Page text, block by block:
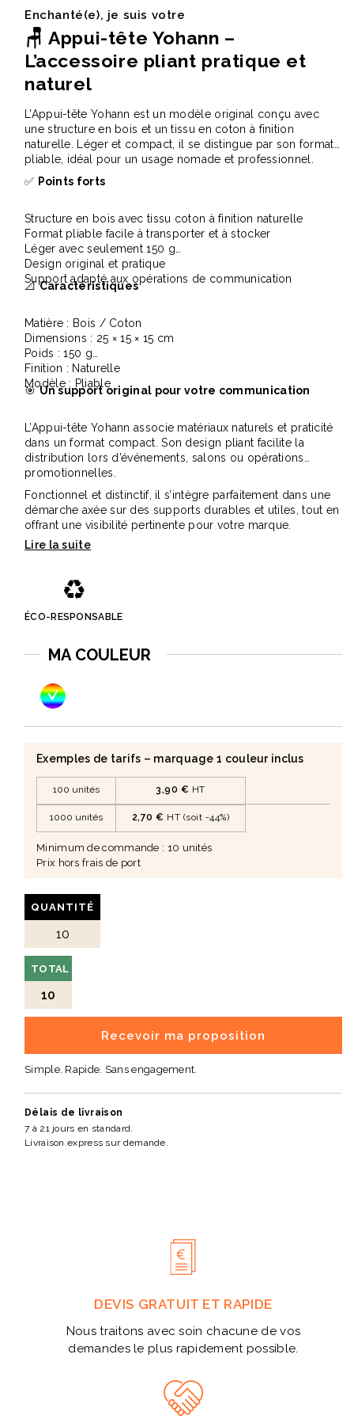
Enchanté(e), je suis votre
🪑Appui-tête Yohann –
L’accessoire pliant pratique et
naturel
L’Appui-tête Yohann est un modèle original conçu avec
une structure en bois et un tissu en coton à finition
naturelle. Léger et compact, il se distingue par son format
pliable, idéal pour un usage nomade et professionnel.
✅ Points forts
Structure en bois avec tissu coton à finition naturelle
Format pliable facile à transporter et à stocker
Léger avec seulement 150 g
Design original et pratique
Support adapté aux opérations de communication
📐Caractéristiques
Matière : Bois / Coton
Dimensions : 25 × 15 × 15 cm
Poids : 150 g
Finition : Naturelle
Modèle : Pliable
🎯Un support original pour votre communication
L’Appui-tête Yohann associe matériaux naturels et praticité
dans un format compact. Son design pliant facilite la
distribution lors d’événements, salons ou opérations
promotionnelles.
Fonctionnel et distinctif, il s’intègre parfaitement dans une
démarche axée sur des supports durables et utiles, tout en
offrant une visibilité pertinente pour votre marque.
♻️
ÉCO-RESPONSABLE
Exemples de tarifs – marquage 1 couleur inclus
100 unités 3,90 € HT
1000 unités 2,70 € HT (soit -44%)
Minimum de commande : 10 unités
Prix hors frais de port
QUANTITÉ
TOTAL
10
Recevoir ma proposition
Simple. Rapide. Sans engagement.
MA COULEUR
Délais de livraison
7 à 21 jours en standard.
Livraison express sur demande.
DEVIS GRATUIT ET RAPIDE
Nous traitons avec soin chacune de vos
demandes le plus rapidement possible.